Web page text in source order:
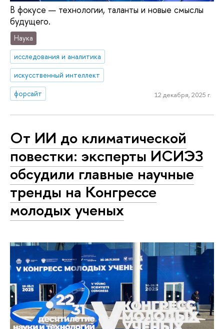
В фокусе — технологии, таланты и новые смыслы
будущего.
Наука
исследования и аналитика
искусственный интеллект
форсайт
12 декабря, 2025 г.
От ИИ до климатической
повестки: эксперты ИСИЭЗ
обсудили главные научные
тренды на Конгрессе
молодых ученых